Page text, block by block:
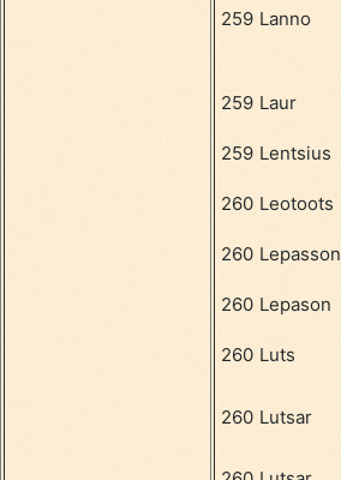
259 Lanno
259 Laur
259 Lentsius
260 Leotoots
260 Lepasson
260 Lepason
260 Luts
260 Lutsar